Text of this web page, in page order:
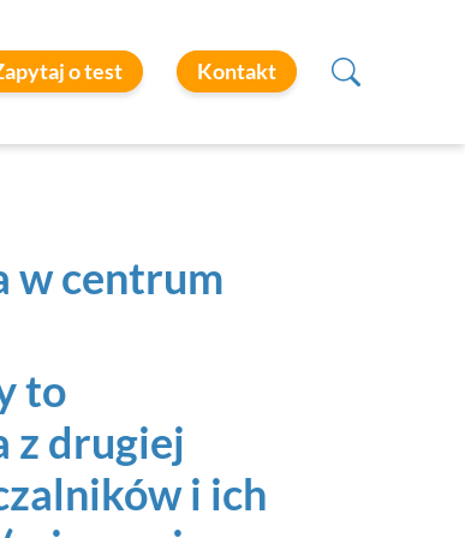
o test Kontakt
w centrum
to
z drugiej
i ich